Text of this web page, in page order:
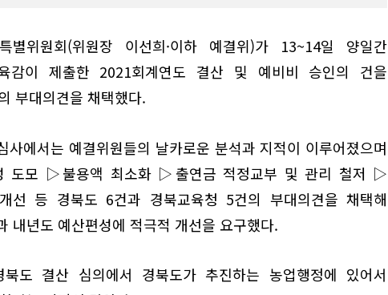
별위원회(위원장 이선희·이하 예결위)가 13~14일 양일간
감이 제출한 2021회계연도 결산 및 예비비 승인의 건을
부대의견을 채택했다.
사에서는 예결위원들의 날카로운 분석과 지적이 이루어졌으며
도모 ▷불용액 최소화 ▷출연금 적정교부 및 관리 철저 ▷
선 등 경북도 6건과 경북교육청 5건의 부대의견을 채택해
내년도 예산편성에 적극적 개선을 요구했다.
도 결산 심의에서 경북도가 추진하는 농업행정에 있어서